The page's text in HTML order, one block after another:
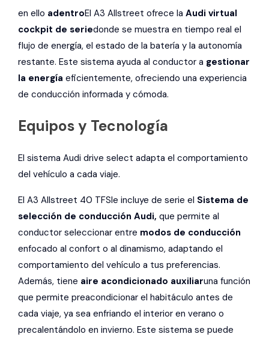
en ello adentroEl A3 Allstreet ofrece la Audi virtual
cockpit de seriedonde se muestra en tiempo real el
flujo de energía, el estado de la batería y la autonomía
restante. Este sistema ayuda al conductor a gestionar
la energía eficientemente, ofreciendo una experiencia
de conducción informada y cómoda.
Equipos y Tecnología
El sistema Audi drive select adapta el comportamiento
del vehículo a cada viaje.
El A3 Allstreet 40 TFSIe incluye de serie el Sistema de
selección de conducción Audi, que permite al
conductor seleccionar entre modos de conducción
enfocado al confort o al dinamismo, adaptando el
comportamiento del vehículo a tus preferencias.
Además, tiene aire acondicionado auxiliaruna función
que permite preacondicionar el habitáculo antes de
cada viaje, ya sea enfriando el interior en verano o
precalentándolo en invierno. Este sistema se puede